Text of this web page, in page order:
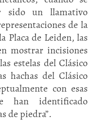
sido un llamativo
de la
Placa de Leiden, las
mostrar incisiones
estelas del Clásico
hachas del Clásico
con esas
han identificado
de piedra”.